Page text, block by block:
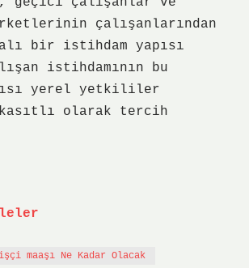
çalışanlarından
bir istihdam yapısı
istihdamının bu
yerel yetkililer
olarak tercih
maaşı Ne Kadar Olacak